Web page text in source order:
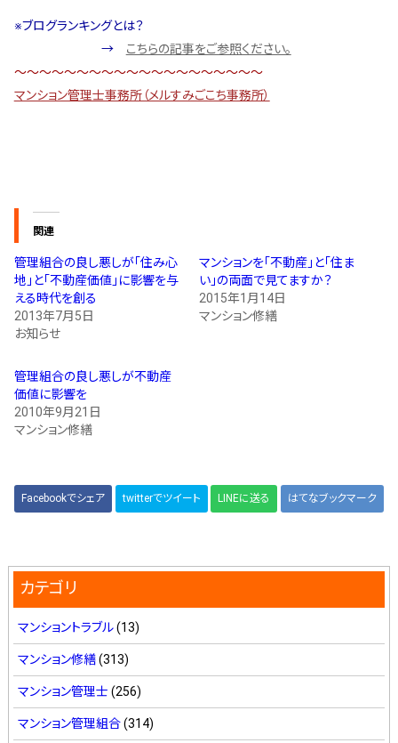
※ブログランキングとは？
→
こちらの記事をご参照ください。
～～～～～～～～～～～～～～～～～～～～
マンション管理士事務所（メルすみごこち事務所）
関連
管理組合の良し悪しが「住み心
地」と「不動産価値」に影響を与
える時代を創る
2013年7月5日
お知らせ
マンションを「不動産」と「住ま
い」の両面で見てますか？
2015年1月14日
マンション修繕
管理組合の良し悪しが不動産
価値に影響を
2010年9月21日
マンション修繕
Facebookでシェア twitterでツイート LINEに送る はてなブックマーク
カテゴリ
マンショントラブル(13)
マンション修繕(313)
マンション管理士 (256)
マンション管理組合(314)